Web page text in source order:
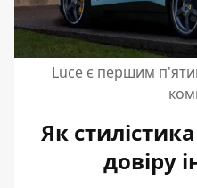
Luce є першим
Як
довіру